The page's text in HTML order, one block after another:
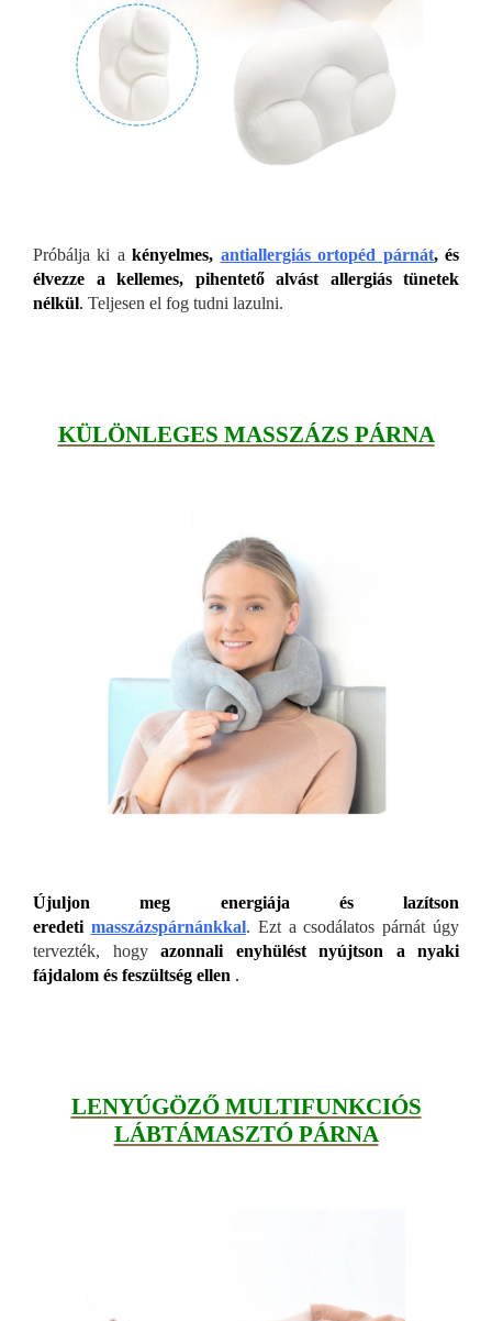
Próbálja ki akényelmes, antiallergiás ortopéd párnát, és
élvezze a kellemes, pihentető alvást allergiás tünetek
nélkül. Teljesen el fog tudni lazulni.
KÜLÖNLEGES MASSZÁZS PÁRNA
Újuljon meg energiája és lazítson
eredeti masszázspárnánkkal. Ezt a csodálatos párnát úgy
tervezték, hogy azonnali enyhülést nyújtson a nyaki
fájdalom és feszültség ellen .
LENYÚGÖZŐ MULTIFUNKCIÓS
LÁBTÁMASZTÓ PÁRNA